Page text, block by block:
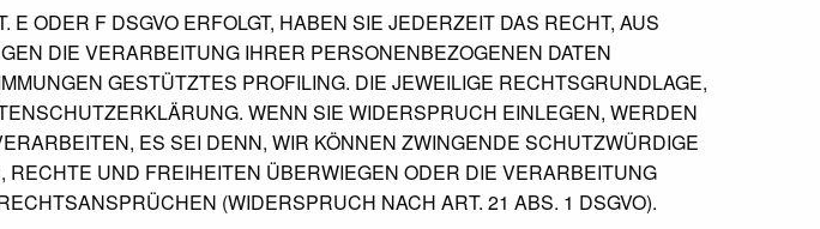
ODER F DSGVO ERFOLGT, HABEN SIE JEDERZEIT DAS RECHT, AUS
DIE VERARBEITUNG IHRER PERSONENBEZOGENEN DATEN
GESTÜTZTES PROFILING. DIE JEWEILIGE RECHTSGRUNDLAGE,
WENN SIE WIDERSPRUCH EINLEGEN, WERDEN
ES SEI DENN, WIR KÖNNEN ZWINGENDE SCHUTZWÜRDIGE
UND FREIHEITEN ÜBERWIEGEN ODER DIE VERARBEITUNG
(WIDERSPRUCH NACH ART. 21 ABS. 1 DSGVO).